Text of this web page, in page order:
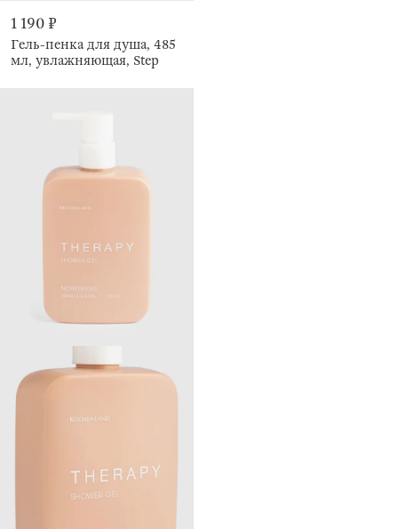
1 190 ₽
Гель-пенка для душа, 485
мл, увлажняющая, Step